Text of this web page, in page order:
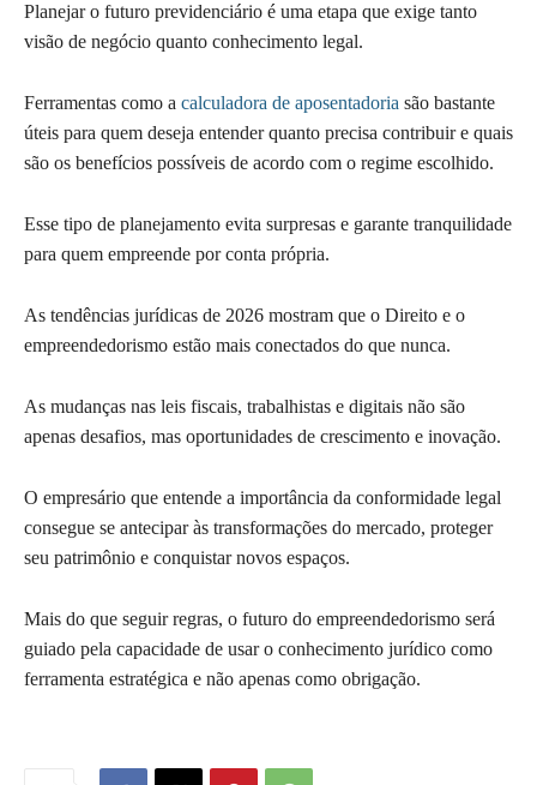
Planejar o futuro previdenciário é uma etapa que exige tanto
visão de negócio quanto conhecimento legal.
Ferramentas como a calculadora de aposentadoria são bastante
úteis para quem deseja entender quanto precisa contribuir e quais
são os benefícios possíveis de acordo com o regime escolhido.
Esse tipo de planejamento evita surpresas e garante tranquilidade
para quem empreende por conta própria.
As tendências jurídicas de 2026 mostram que o Direito e o
empreendedorismo estão mais conectados do que nunca.
As mudanças nas leis fiscais, trabalhistas e digitais não são
apenas desafios, mas oportunidades de crescimento e inovação.
O empresário que entende a importância da conformidade legal
consegue se antecipar às transformações do mercado, proteger
seu patrimônio e conquistar novos espaços.
Mais do que seguir regras, o futuro do empreendedorismo será
guiado pela capacidade de usar o conhecimento jurídico como
ferramenta estratégica e não apenas como obrigação.